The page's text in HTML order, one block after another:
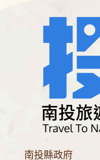
南投縣政府